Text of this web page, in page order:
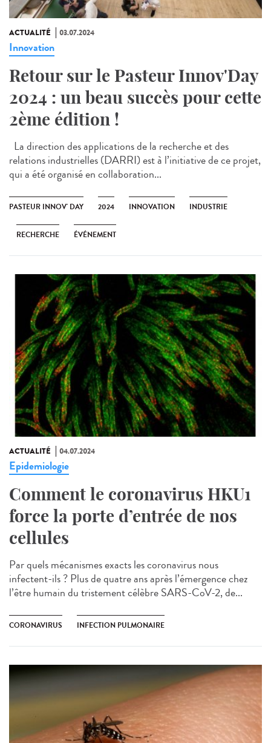
ACTUALITÉ 03.07.2024
Innovation
Retour sur le Pasteur Innov'Day
2024 : un beau succès pour cette
2ème édition !
La direction des applications de la recherche et des
relations industrielles (DARRI) est à l’initiative de ce projet,
qui a été organisé en collaboration...
PASTEUR INNOV' DAY 2024 INNOVATION INDUSTRIE
RECHERCHE ÉVÉNEMENT
ACTUALITÉ 04.07.2024
Epidemiologie
Comment le coronavirus HKU1
force la porte d’entrée de nos
cellules
Par quels mécanismes exacts les coronavirus nous
infectent-ils ? Plus de quatre ans après l’émergence chez
l’être humain du tristement célèbre SARS-CoV-2, de...
CORONAVIRUS INFECTION PULMONAIRE